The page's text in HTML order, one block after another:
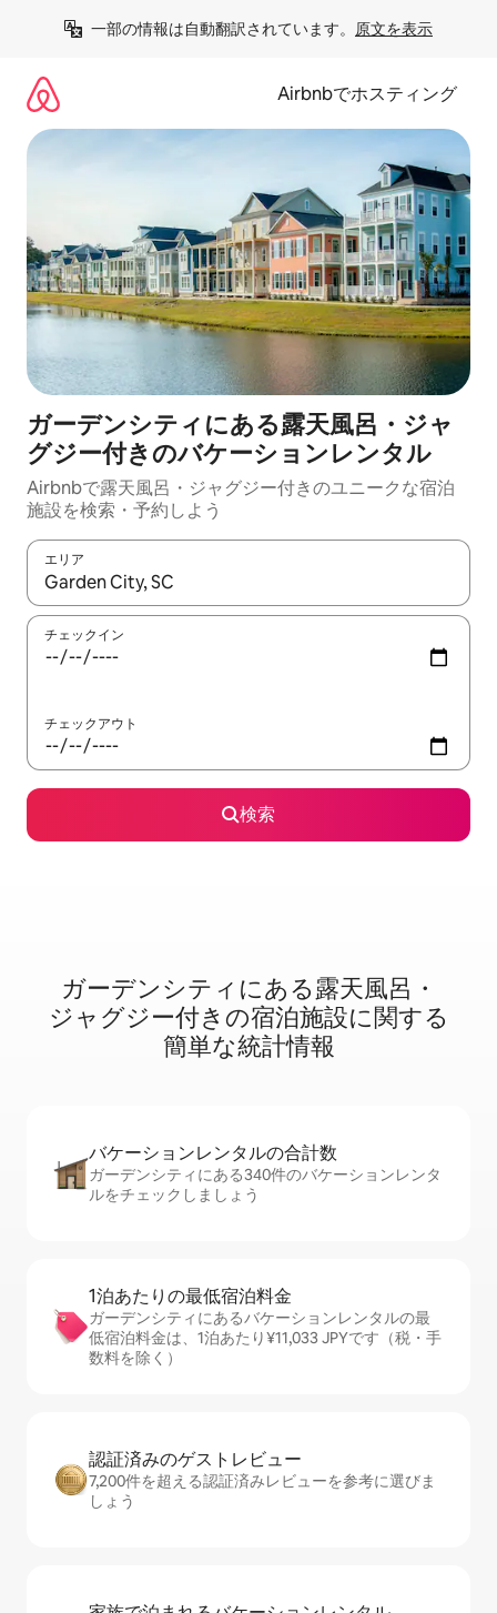
一部の情報は自動翻訳されています。 原文を表示
Airbnbでホスティング
ガーデンシティにある露天風呂・ジャ
グジー付きのバケーションレンタル
Airbnbで露天風呂・ジャグジー付きのユニークな宿泊
施設を検索・予約しよう
エリア
検索結果が表示されたら、上下の矢印キーを使って移動するか
チェックイン
チェックアウト
検索
ガーデンシティに⁠あ⁠る露⁠天⁠風⁠呂・
ジ⁠ャ⁠グ⁠ジ⁠ー⁠付⁠き⁠の宿⁠泊⁠施⁠設⁠に関⁠す⁠る
簡⁠単⁠な統⁠計⁠情⁠報
バケーションレ⁠ン⁠タ⁠ル⁠の合⁠計⁠数
ガーデンシティにある340件のバケーションレンタ
ルをチェックしましょう
1泊あたりの最⁠低⁠宿⁠泊⁠料⁠金
ガーデンシティにあるバケーションレンタルの最
低宿泊料金は、1泊あたり¥11,033 JPYです（税・手
数料を除く）
認証済みのゲ⁠ス⁠ト⁠レ⁠ビ⁠ュ⁠ー
7,200件を超える認証済みレビューを参考に選びま
しょう